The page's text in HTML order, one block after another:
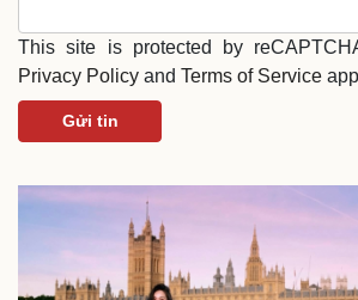
Du lịch
Săn Tour
check-in
Đọc
This site is protected by
Privacy Policy and Terms of Service
Gửi tin